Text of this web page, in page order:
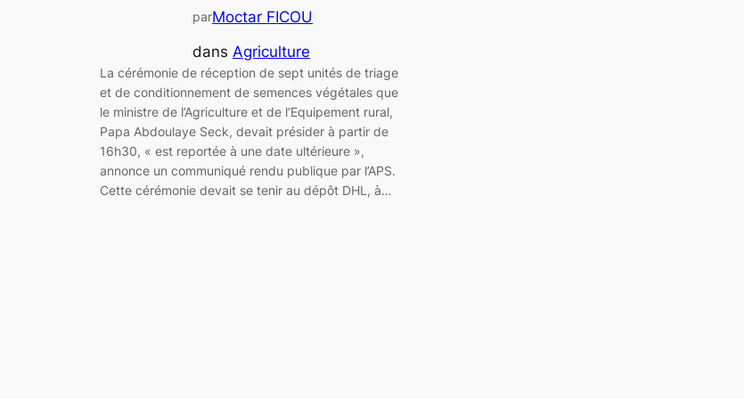
parMoctar FICOU
dans Agriculture
La cérémonie de réception de sept unités de triage
et de conditionnement de semences végétales que
le ministre de l’Agriculture et de l’Equipement rural,
Papa Abdoulaye Seck, devait présider à partir de
16h30, « est reportée à une date ultérieure »,
annonce un communiqué rendu publique par l’APS.
Cette cérémonie devait se tenir au dépôt DHL, à…